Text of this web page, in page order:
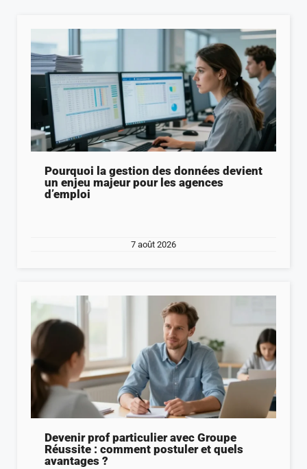
Pourquoi la gestion des données devient
un enjeu majeur pour les agences
d’emploi
7 août 2026
Devenir prof particulier avec Groupe
Réussite : comment postuler et quels
avantages ?